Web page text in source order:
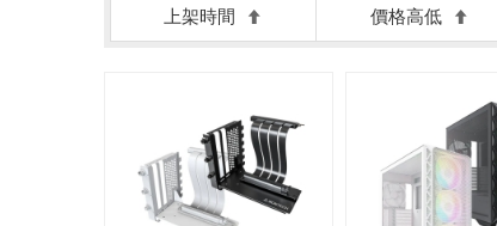
上架時間 價格高低